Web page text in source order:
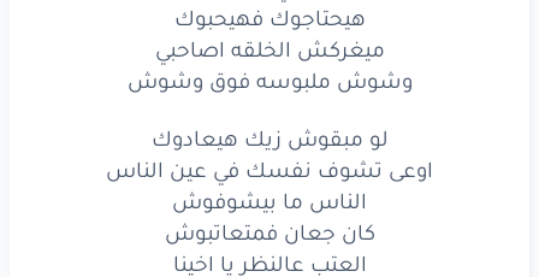
هتفتكرنيلو نسوك
هيحتاجوكفهيحبوك
ميغركشالخلقهاصاحبي
وشوشملبوسهفوق
مبقوشزيكهيعادوك
هيحتاجوك فهيحبوك
ميغركش الخلقه اصاحبي
وشوش ملبوسه فوق وشوش
لو مبقوش زيك هيعادوك
اوعى تشوف نفسك في عين الناس
الناس ما بيشوفوش
كان جعان فمتعاتبوش
العتب عالنظر يا اخينا